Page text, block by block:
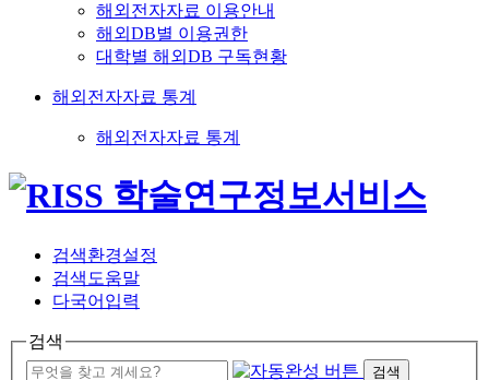
해외전자자료 이용안내
해외DB별 이용권한
대학별 해외DB 구독현황
해외전자자료 통계
해외전자자료 통계
검색환경설정
검색도움말
다국어입력
검색
검색